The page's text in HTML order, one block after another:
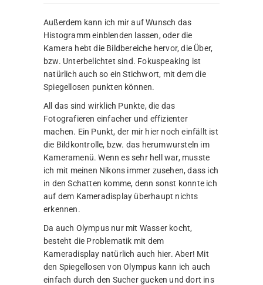
Außerdem kann ich mir auf Wunsch das
Histogramm einblenden lassen, oder die
Kamera hebt die Bildbereiche hervor, die Über,
bzw. Unterbelichtet sind. Fokuspeaking ist
natürlich auch so ein Stichwort, mit dem die
Spiegellosen punkten können.
All das sind wirklich Punkte, die das
Fotografieren einfacher und effizienter
machen. Ein Punkt, der mir hier noch einfällt ist
die Bildkontrolle, bzw. das herumwursteln im
Kameramenü. Wenn es sehr hell war, musste
ich mit meinen Nikons immer zusehen, dass ich
in den Schatten komme, denn sonst konnte ich
auf dem Kameradisplay überhaupt nichts
erkennen.
Da auch Olympus nur mit Wasser kocht,
besteht die Problematik mit dem
Kameradisplay natürlich auch hier. Aber! Mit
den Spiegellosen von Olympus kann ich auch
einfach durch den Sucher gucken und dort ins